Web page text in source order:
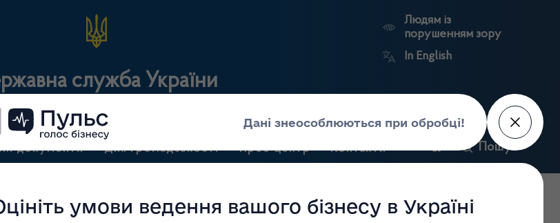
служба України
засобів та контролю за наркотиками
Людям із
порушенням зору
In English
документи Для громадськості Прес-центр Контакти Пошук
Державний
нагляд
виробництва лікарських
Ринковий
Державні
Антикорупційний
портал